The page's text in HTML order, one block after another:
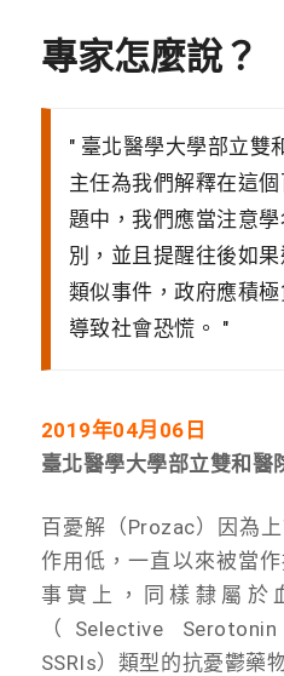
專家怎麼說？
臺北醫學大學部立雙
主任為我們解釋在這
題中，我們應當注意
別，並且提醒往後如
類似事件，政府應積
導致社會恐慌。
2019年04月06日
臺北醫學大學部立雙和醫
百憂解（Prozac）因為
作用低，一直以來被當
事實上，同樣隸屬於
（Selective
SSRIs）類型的抗憂鬱藥